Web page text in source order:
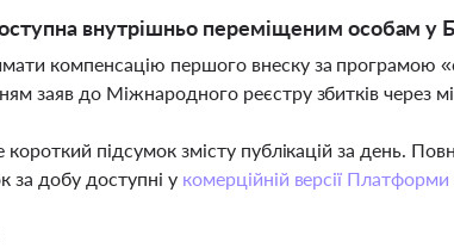
внутрішньо переміщеним особам у
компенсацію першого внеску за програмою
заяв до Міжнародного реєстру збитків через
підсумок змісту публікацій за день.
за добу доступні у комерційній версії